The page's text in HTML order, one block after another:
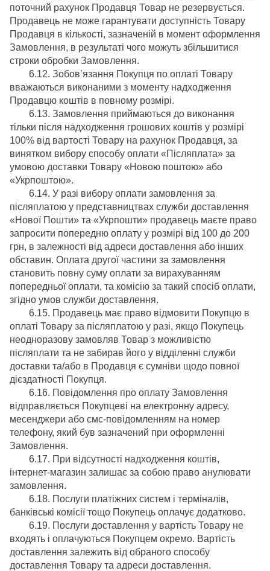
поточний рахунок Продавця Товар не резервується.
Продавець не може гарантувати доступність Товару
Продавця в кількості, зазначеній в момент оформлення
Замовлення, в результаті чого можуть збільшитися
строки обробки Замовлення.
6.12. Зобов’язання Покупця по оплаті Товару
вважаються виконаними з моменту надходження
Продавцю коштів в повному розмірі.
6.13. Замовлення приймаються до виконання
тільки після надходження грошових коштів у розмірі
100% від вартості Товару на рахунок Продавця, за
винятком вибору способу оплати «Післяплата» за
умовою доставки Товару «Новою поштою» або
«Укрпоштою».
6.14. У разі вибору оплати замовлення за
післяплатою у представництвах служби доставлення
«Нової Пошти» та «Укрпошти» продавець маєте право
запросити попередню оплату у розмірі від 100 до 200
грн, в залежності від адреси доставлення або інших
обставин. Оплата другої частини за замовлення
становить повну суму оплати за вирахуванням
попередньої оплати, та комісію за такий спосіб оплати,
згідно умов служби доставлення.
6.15. Продавець має право відмовити Покупцю в
оплаті Товару за післяплатою у разі, якщо Покупець
неодноразову замовляв Товар з можливістю
післяплати та не забирав його у відділенні служби
доставки та/або в Продавця є сумніви щодо повної
дієздатності Покупця.
6.16. Повідомлення про оплату Замовлення
відправляється Покупцеві на електронну адресу,
месенджери або смс-повідомленням на номер
телефону, який був зазначений при оформленні
Замовлення.
6.17. При відсутності надходження коштів,
інтернет-магазин залишає за собою право анулювати
замовлення.
6.18. Послуги платіжних систем і терміналів,
банківські комісії тощо Покупець оплачує додатково.
6.19. Послуги доставлення у вартість Товару не
входять і оплачуються Покупцем окремо. Вартість
доставлення залежить від обраного способу
доставлення Товару та адреси доставлення.